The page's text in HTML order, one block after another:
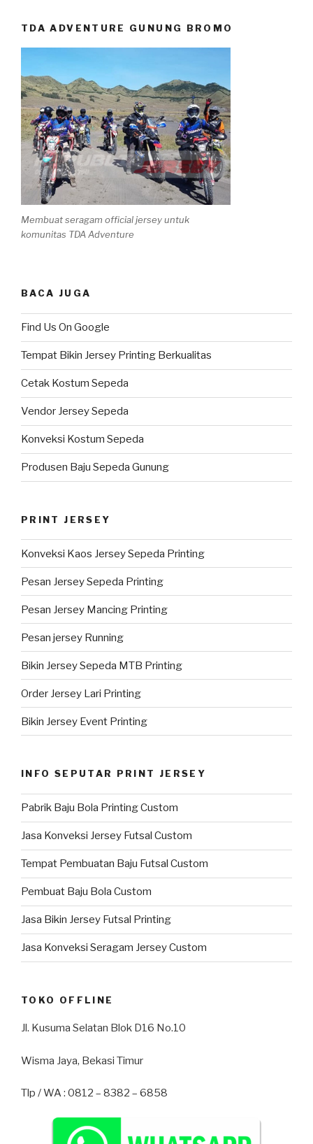
TDA ADVENTURE GUNUNG BROMO
Membuat seragam official jersey untuk
komunitas TDA Adventure
BACA JUGA
Find Us On Google
Tempat Bikin Jersey Printing Berkualitas
Cetak Kostum Sepeda
Vendor Jersey Sepeda
Konveksi Kostum Sepeda
Produsen Baju Sepeda Gunung
PRINT JERSEY
Konveksi Kaos Jersey Sepeda Printing
Pesan Jersey Sepeda Printing
Pesan Jersey Mancing Printing
Pesan jersey Running
Bikin Jersey Sepeda MTB Printing
Order Jersey Lari Printing
Bikin Jersey Event Printing
INFO SEPUTAR PRINT JERSEY
Pabrik Baju Bola Printing Custom
Jasa Konveksi Jersey Futsal Custom
Tempat Pembuatan Baju Futsal Custom
Pembuat Baju Bola Custom
Jasa Bikin Jersey Futsal Printing
Jasa Konveksi Seragam Jersey Custom
TOKO OFFLINE
Jl. Kusuma Selatan Blok D16 No.10
Wisma Jaya, Bekasi Timur
Tlp / WA : 0812 – 8382 – 6858